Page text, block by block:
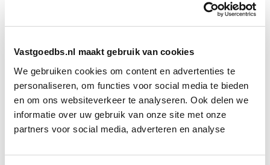
Vastgoedbs.nl maakt gebruik van cookies
We gebruiken cookies om content en advertenties te
personaliseren, om functies voor social media te bieden
en om ons websiteverkeer te analyseren. Ook delen we
informatie over uw gebruik van onze site met onze
partners voor social media, adverteren en analyse
een financiële rol opeisen in de woningbouwopgave.
nu ook direct bijdragen aan de businesscase van
projecten. Dat maakt provinciale betrokkenheid
concreter en mogelijk ook bepalender voor de
planning van betaalbare woningbouw.
Betaalbare bouw vraagt om
sluitende rekensommen